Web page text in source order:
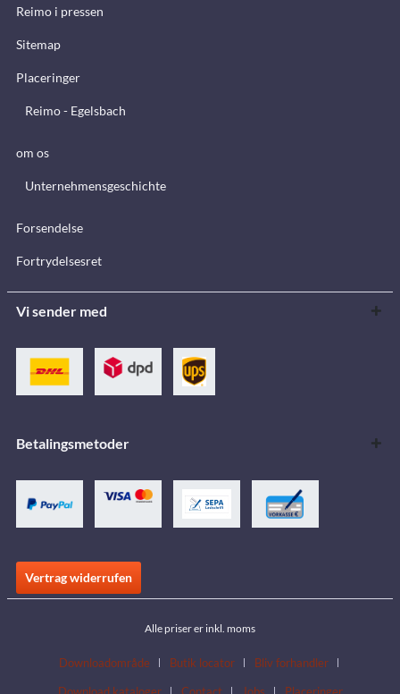
Reimo i pressen
Sitemap
Placeringer
Reimo - Egelsbach
om os
Unternehmensgeschichte
Forsendelse
Fortrydelsesret
Vi sender med
Betalingsmetoder
Vertrag widerrufen
Alle priser er inkl. moms
Downloadområde Butik locator
Bliv forhandler